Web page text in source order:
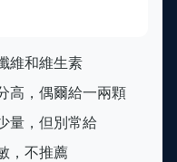
維和維生素
高，偶爾給一兩顆
量，但別常給
，不推薦